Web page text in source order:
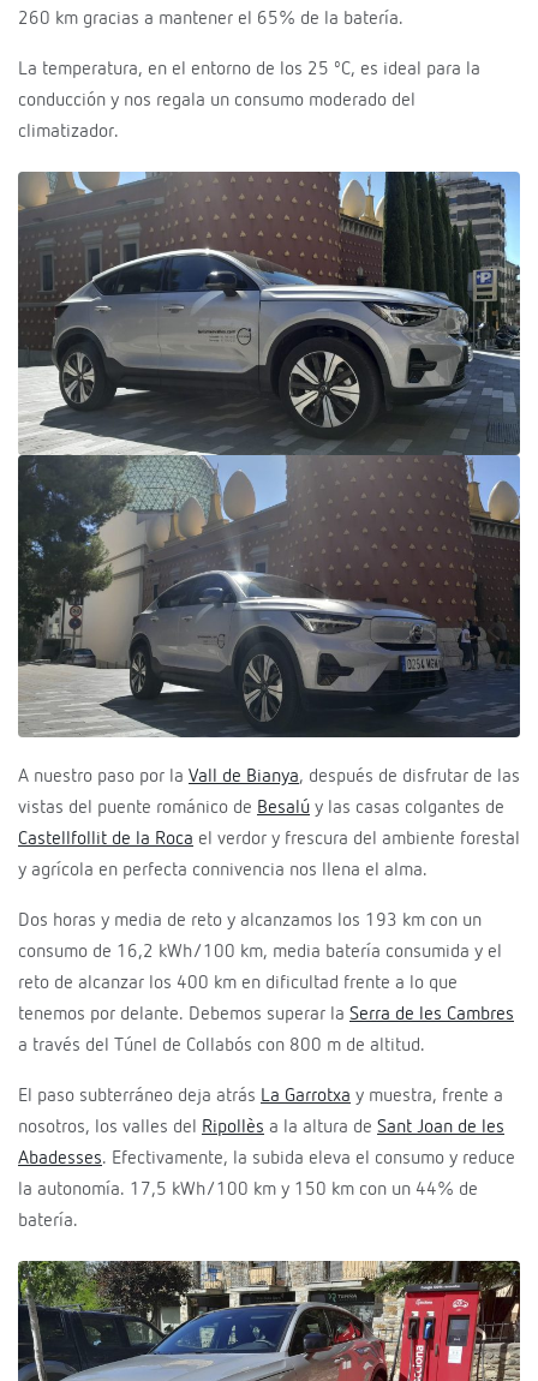
260 km gracias a mantener el 65% de la batería.
La temperatura, en el entorno de los 25 ºC, es ideal para la
conducción y nos regala un consumo moderado del
climatizador.
A nuestro paso por la Vall de Bianya, después de disfrutar de las
vistas del puente románico de Besalú y las casas colgantes de
Castellfollit de la Roca el verdor y frescura del ambiente forestal
y agrícola en perfecta connivencia nos llena el alma.
Dos horas y media de reto y alcanzamos los 193 km con un
consumo de 16,2 kWh/100 km, media batería consumida y el
reto de alcanzar los 400 km en dificultad frente a lo que
tenemos por delante. Debemos superar la Serra de les Cambres
a través del Túnel de Collabós con 800 m de altitud.
El paso subterráneo deja atrás La Garrotxa y muestra, frente a
nosotros, los valles del
Ripollès a la altura de Sant Joan de les
Abadesses. Efectivamente, la subida eleva el consumo y reduce
la autonomía. 17,5 kWh/100 km y 150 km con un 44% de
batería.